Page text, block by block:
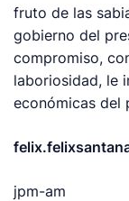
fruto de las
gobierno del
compromiso,
laboriosidad, le
económicas del
jpm-am